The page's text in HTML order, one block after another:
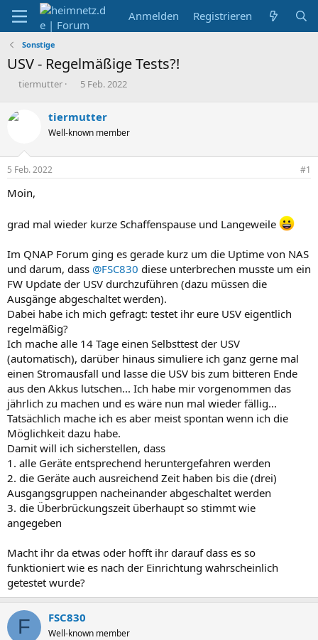
Anmelden Registrieren
Sonstige
USV - Regelmäßige Tests?!
E
t
l
e
tiermutter
E
t
e
l
5 Feb. 2022
tiermutter
Well-known member
5 Feb. 2022 #1
Moin,
grad mal wieder kurze Schaffenspause und Langeweile
Im QNAP Forum ging es gerade kurz um die Uptime von NAS
und darum, dass @FSC830 diese unterbrechen musste um ein
FW Update der USV durchzuführen (dazu müssen die
Ausgänge abgeschaltet werden).
Dabei habe ich mich gefragt: testet ihr eure USV eigentlich
regelmäßig?
Ich mache alle 14 Tage einen Selbsttest der USV
(automatisch), darüber hinaus simuliere ich ganz gerne mal
einen Stromausfall und lasse die USV bis zum bitteren Ende
aus den Akkus lutschen... Ich habe mir vorgenommen das
jährlich zu machen und es wäre nun mal wieder fällig...
Tatsächlich mache ich es aber meist spontan wenn ich die
Möglichkeit dazu habe.
Damit will ich sicherstellen, dass
1. alle Geräte entsprechend heruntergefahren werden
2. die Geräte auch ausreichend Zeit haben bis die (drei)
Ausgangsgruppen nacheinander abgeschaltet werden
3. die Überbrückungszeit überhaupt so stimmt wie
angegeben
Macht ihr da etwas oder hofft ihr darauf dass es so
funktioniert wie es nach der Einrichtung wahrscheinlich
getestet wurde?
F FSC830
Well-known member